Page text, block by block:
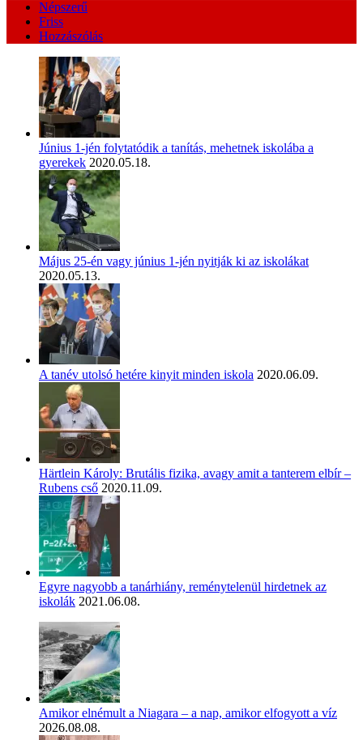
Népszerű
Friss
Hozzászólás
Június 1-jén folytatódik a tanítás, mehetnek iskolába a
gyerekek 2020.05.18.
Május 25-én vagy június 1-jén nyitják ki az iskolákat
2020.05.13.
A tanév utolsó hetére kinyit minden iskola 2020.06.09.
Härtlein Károly: Brutális fizika, avagy amit a tanterem elbír –
Rubens cső 2020.11.09.
Egyre nagyobb a tanárhiány, reménytelenül hirdetnek az
iskolák 2021.06.08.
Amikor elnémult a Niagara – a nap, amikor elfogyott a víz
2026.08.08.